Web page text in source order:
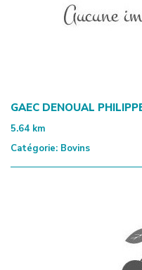
GAEC DENOUAL
5.64 km
Catégorie: Bovins